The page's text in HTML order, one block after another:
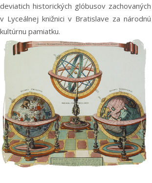
deviatich historických glóbusov zachovaných
v Lyceálnej knižnici v Bratislave za národnú
kultúrnu pamiatku.